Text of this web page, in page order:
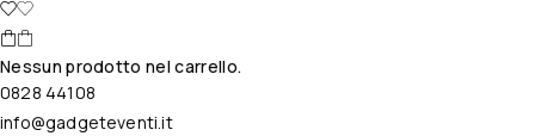
Nessun prodotto nel carrello.
0828 44108
info@gadgeteventi.it